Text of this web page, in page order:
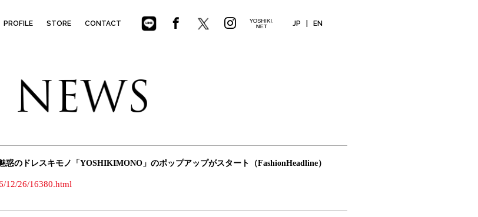
PROFILE STORE CONTACT JP |EN
のドレスキモノ「YOSHIKIMONO」のポップアップがスタート（FashionHeadline）
12/26/16380.html